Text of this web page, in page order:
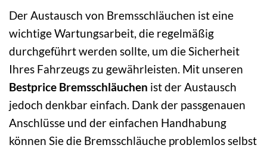
Der Austausch von Bremsschläuchen ist eine
wichtige Wartungsarbeit, die regelmäßig
durchgeführt werden sollte, um die Sicherheit
Ihres Fahrzeugs zu gewährleisten. Mit unseren
Bestprice Bremsschläuchen ist der Austausch
jedoch denkbar einfach. Dank der passgenauen
Anschlüsse und der einfachen Handhabung
können Sie die Bremsschläuche problemlos selbst